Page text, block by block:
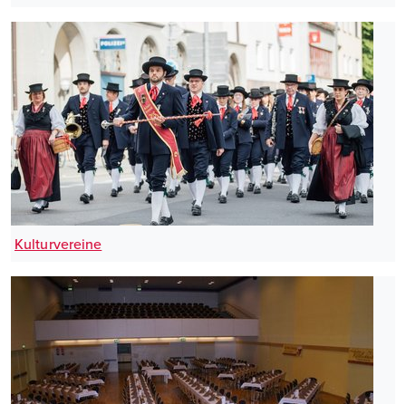
Kulturvereine